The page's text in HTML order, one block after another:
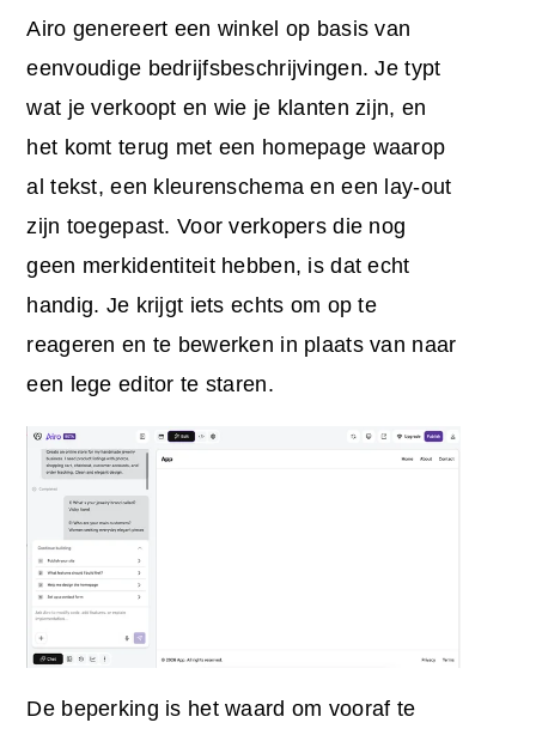
Airo genereert een winkel op basis van
eenvoudige bedrijfsbeschrijvingen. Je typt
wat je verkoopt en wie je klanten zijn, en
het komt terug met een homepage waarop
al tekst, een kleurenschema en een lay-out
zijn toegepast. Voor verkopers die nog
geen merkidentiteit hebben, is dat echt
handig. Je krijgt iets echts om op te
reageren en te bewerken in plaats van naar
een lege editor te staren.
De beperking is het waard om vooraf te